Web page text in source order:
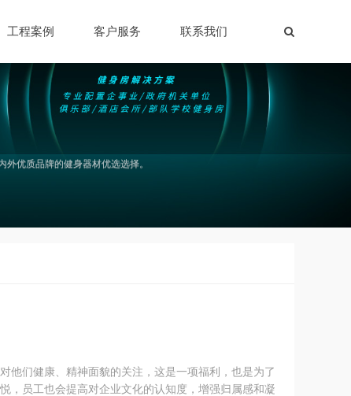
工程案例 客户服务 联系我们
优质品牌的健身器材优选选择。
他们健康、精神面貌的关注，这是一项福利，也是为了
，员工也会提高对企业文化的认知度，增强归属感和凝